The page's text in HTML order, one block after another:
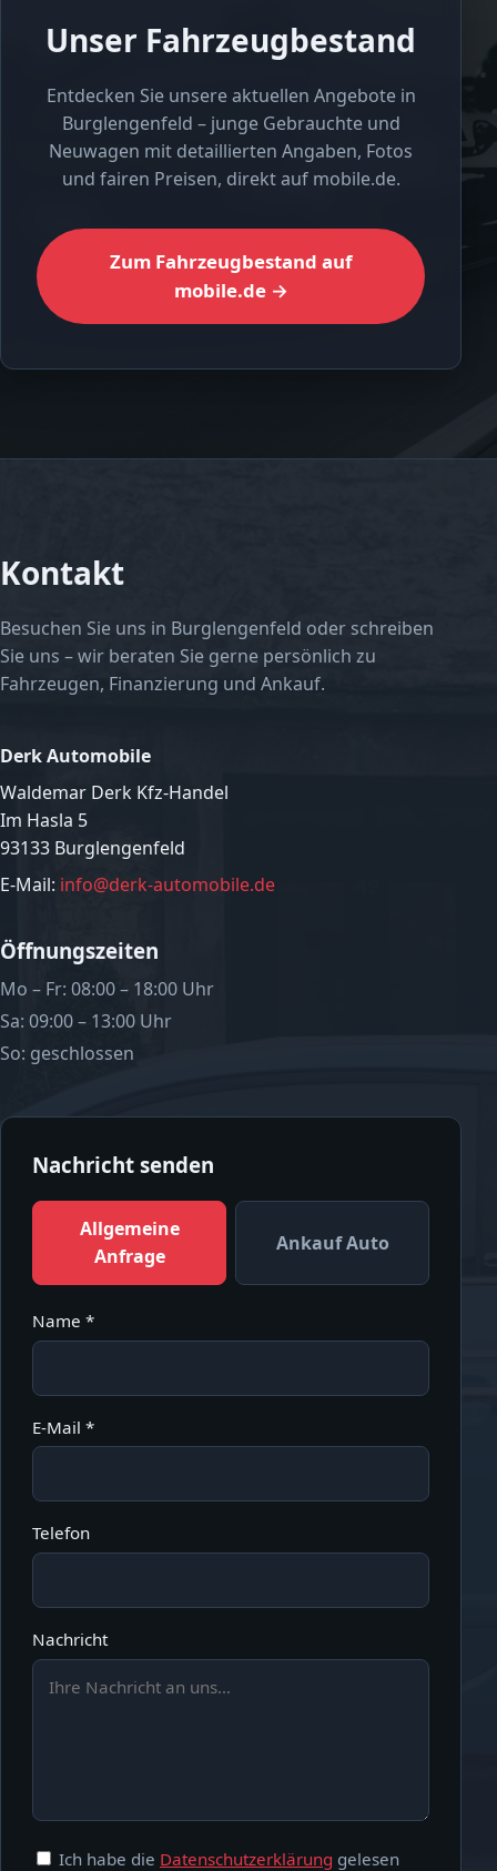
Unser Fahrzeugbestand
Entdecken Sie unsere aktuellen Angebote in
Burglengenfeld – junge Gebrauchte und
Neuwagen mit detaillierten Angaben, Fotos
und fairen Preisen, direkt auf mobile.de.
Zum Fahrzeugbestand auf
mobile.de →
Kontakt
Besuchen Sie uns in Burglengenfeld oder schreiben
Sie uns – wir beraten Sie gerne persönlich zu
Fahrzeugen, Finanzierung und Ankauf.
Derk Automobile
Waldemar Derk Kfz-Handel
Im Hasla 5
93133 Burglengenfeld
E-Mail: info@derk-automobile.de
Öffnungszeiten
Mo – Fr: 08:00 – 18:00 Uhr
Sa: 09:00 – 13:00 Uhr
So: geschlossen
Nachricht senden
Allgemeine
Anfrage
Ankauf Auto
Name *
E-Mail *
Telefon
Nachricht
Ich habe die Datenschutzerklärung gelesen